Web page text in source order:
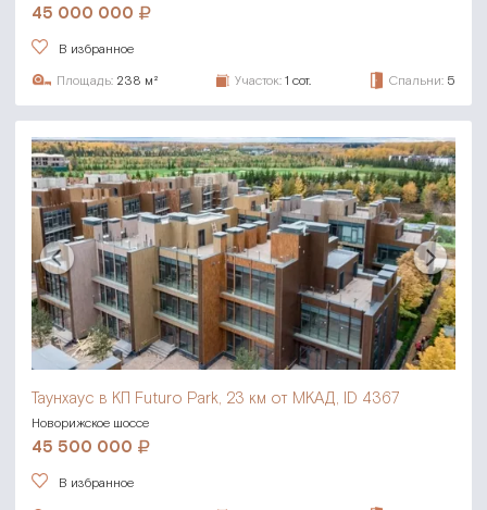
45 000 000
В избранное
Площадь: 238 м² Участок: 1 сот. Спальни: 5
Таунхаус в КП Futuro Park, 23 км от МКАД, ID 4367
Новорижское шоссе
45 500 000
В избранное